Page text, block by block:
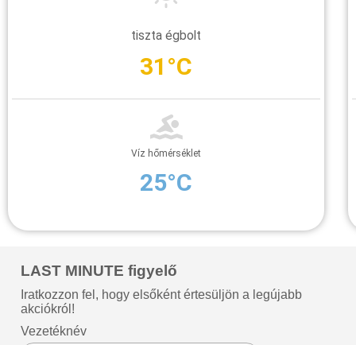
tiszta égbolt
31°C
Víz hőmérséklet
25°C
LAST MINUTE figyelő
Iratkozzon fel, hogy elsőként értesüljön a legújabb
akciókról!
Vezetéknév